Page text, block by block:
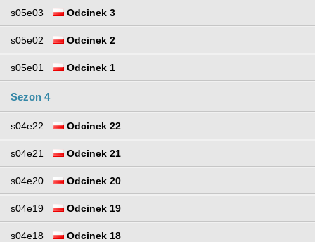
s05e03 Odcinek 3
s05e02 Odcinek 2
s05e01 Odcinek 1
Sezon 4
s04e22 Odcinek 22
s04e21 Odcinek 21
s04e20 Odcinek 20
s04e19 Odcinek 19
s04e18 Odcinek 18